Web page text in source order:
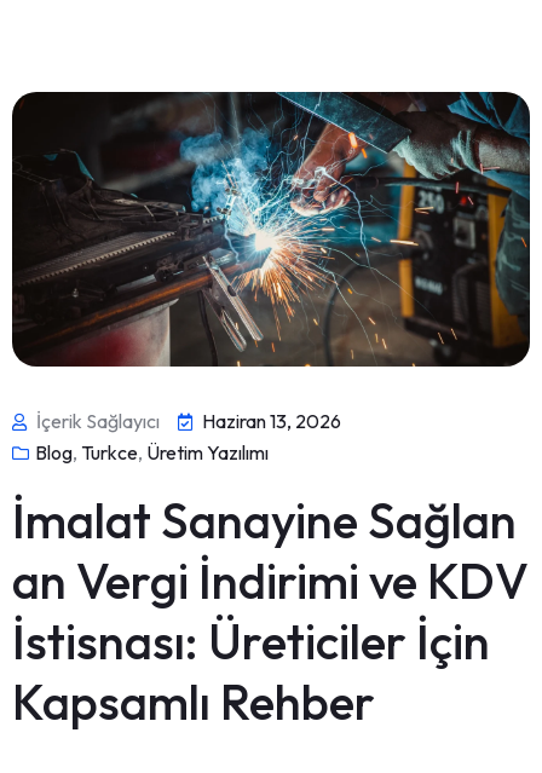
İçerik Sağlayıcı
Haziran 13, 2026
Blog, Turkce, Üretim Yazılımı
İmalat Sanayine Sağlan
an Vergi İndirimi ve KDV
İstisnası: Üreticiler İçin
Kapsamlı Rehber